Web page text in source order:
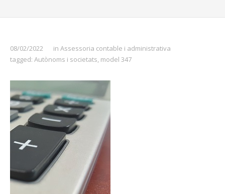
08/02/2022 in Assessoria contable i administrativa
tagged: Autònoms i societats, model 347